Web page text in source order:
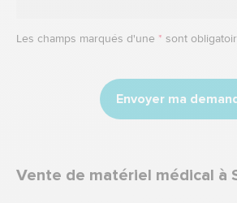
Vente de matériel médical à
Les champs marqués d'une * sont
Envoyer ma